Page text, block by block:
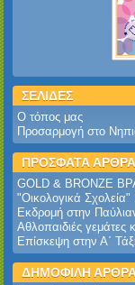
ΣΕΛΙΔΕΣ
Ο τόπος μας
Προσαρμογή στο
ΠΡΟΣΦΑΤΑ ΑΡΘΡΑ
GOLD & BRONZE
‎"Οικολογικά
Εκδρομή στην
Αθλοπαιδιές γεμάτες
Επίσκεψη στην Α΄
ΔΗΜΟΦΙΛΗ